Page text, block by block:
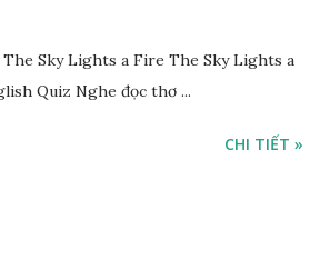
Sky Lights a Fire The Sky Lights a
Quiz Nghe đọc thơ ...
CHI TIẾT »